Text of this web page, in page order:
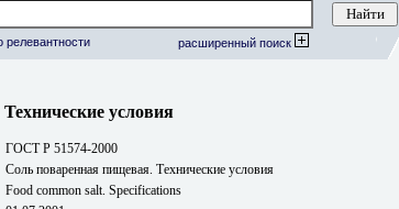
релевантности расширенный поиск
условия
ГОСТ Р 51574-2000
Соль поваренная пищевая. Технические условия
Food common salt. Specifications